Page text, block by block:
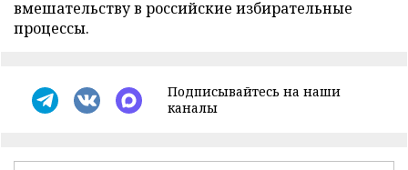
вмешательству в российские избирательные
процессы.
Подписывайтесь на наши
каналы